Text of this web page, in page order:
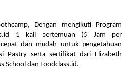
Dengan mengikuti Program
1 kali pertemuan (5 Jam per
dan mudah untuk pengetahuan
Pastry serta sertifikat dari Elizabeth
School dan Foodclass.id.